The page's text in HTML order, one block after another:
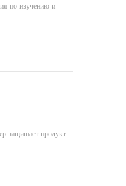
по изучению и
защищает продукт